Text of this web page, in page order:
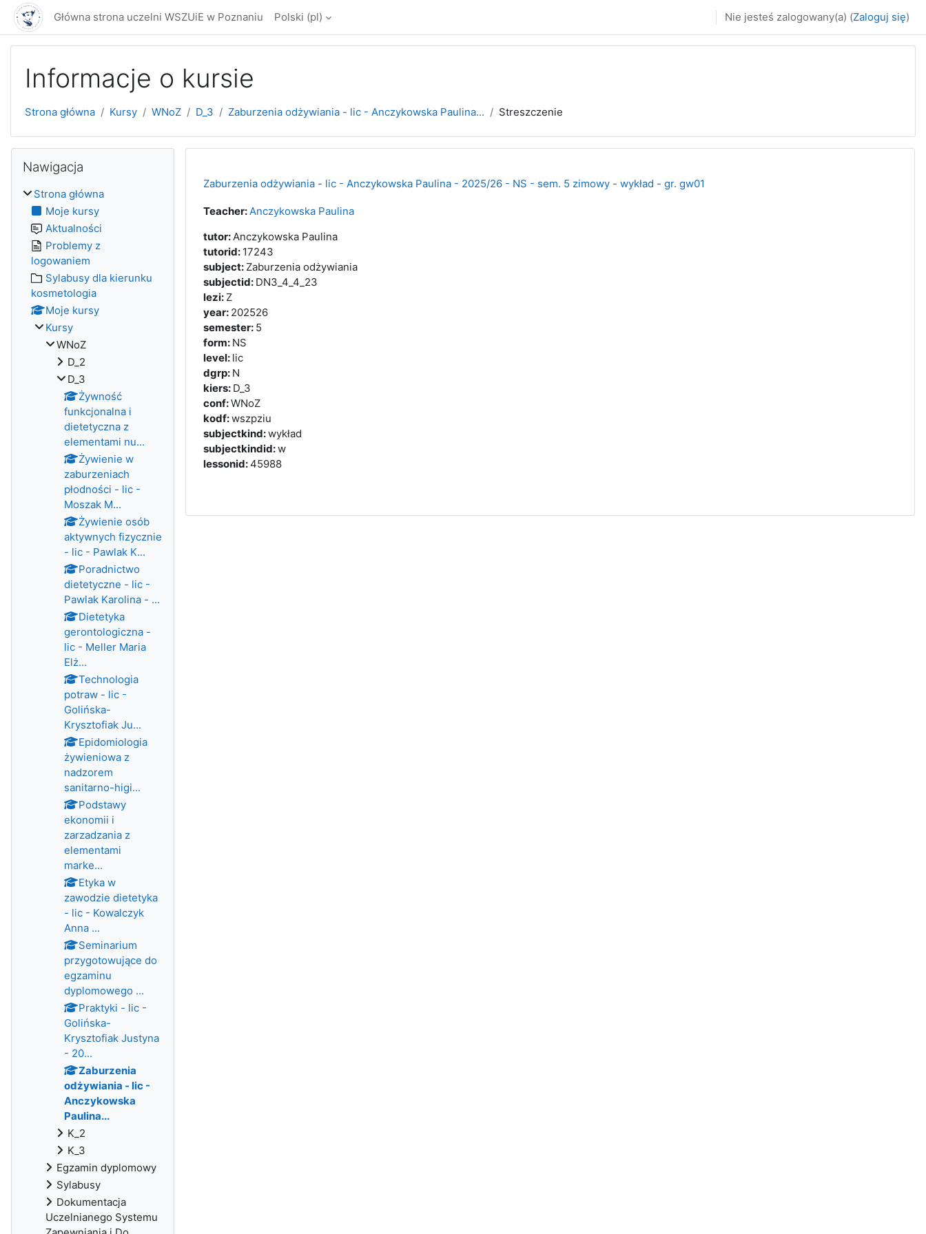
Przejdź do głównej zawartości
Główna strona uczelni WSZUiE w Poznaniu Polski ‎(pl)‎ Nie jesteś zalogowany(a) (Zaloguj się)
Informacje o kursie
Strona główna Kursy WNoZ D_3 Zaburzenia odżywiania - lic - Anczykowska Paulina... Streszczenie
Zaburzenia odżywiania - lic - Anczykowska Paulina - 2025/26 - NS - sem. 5 zimowy - wykład - gr. gw01
Teacher:Anczykowska Paulina
tutor:Anczykowska Paulina
tutorid: 17243
subject: Zaburzenia odżywiania
subjectid: DN3_4_4_23
lezi: Z
year: 202526
semester: 5
form: NS
level: lic
dgrp: N
kiers: D_3
conf:WNoZ
kodf:wszpziu
subjectkind:wykład
subjectkindid:w
lessonid:45988
Bloki
Nawigacja
Strona główna
Moje kursy
Aktualności
Problemy z
logowaniem
Sylabusy dla kierunku
kosmetologia
Moje kursy
Kursy
WNoZ
D_2
D_3
Żywność
funkcjonalna i
dietetyczna z
elementami nu...
Żywienie w
zaburzeniach
płodności - lic -
Moszak M...
Żywienie osób
aktywnych fizycznie
- lic - Pawlak K...
Poradnictwo
dietetyczne - lic -
Pawlak Karolina - ...
Dietetyka
gerontologiczna -
lic - Meller Maria
Elż...
Technologia
potraw - lic -
Golińska-
Krysztofiak Ju...
Epidomiologia
żywieniowa z
nadzorem
sanitarno-higi...
Podstawy
ekonomii i
zarzadzania z
elementami
marke...
Etyka w
zawodzie dietetyka
- lic - Kowalczyk
Anna ...
Seminarium
przygotowujące do
egzaminu
dyplomowego ...
Praktyki - lic -
Golińska-
Krysztofiak Justyna
- 20...
Zaburzenia
odżywiania - lic -
Anczykowska
Paulina...
K_2
K_3
Egzamin dyplomowy
Sylabusy
Dokumentacja
Uczelnianego Systemu